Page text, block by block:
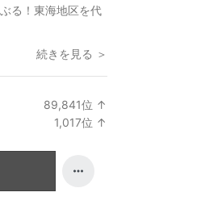
る！東海地区を代
続きを見る ＞
89,841位 ↑
1,017位 ↑